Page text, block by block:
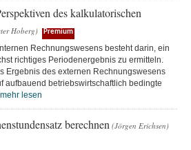
des kalkulatorischen
Hoberg) Premium
Rechnungswesens besteht darin, ein
richtiges Periodenergebnis zu ermitteln.
Ergebnis des externen Rechnungswesens
aufbauend betriebswirtschaftlich bedingte
mehr lesen
berechnen (Jörgen Erichsen)